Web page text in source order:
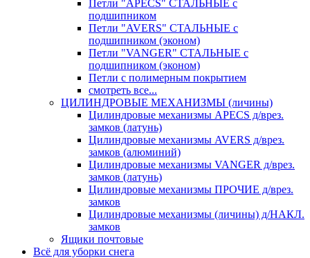
Петли "APECS" СТАЛЬНЫЕ с
подшипником
Петли "AVERS" СТАЛЬНЫЕ с
подшипником (эконом)
Петли "VANGER" СТАЛЬНЫЕ с
подшипником (эконом)
Петли с полимерным покрытием
смотреть все...
ЦИЛИНДРОВЫЕ МЕХАНИЗМЫ (личины)
Цилиндровые механизмы APECS д/врез.
замков (латунь)
Цилиндровые механизмы AVERS д/врез.
замков (алюминий)
Цилиндровые механизмы VANGER д/врез.
замков (латунь)
Цилиндровые механизмы ПРОЧИЕ д/врез.
замков
Цилиндровые механизмы (личины) д/НАКЛ.
замков
Ящики почтовые
Всё для уборки снега